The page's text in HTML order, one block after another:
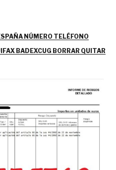
NÚMERO TELÉFONO
BADEXCUG BORRAR QUITAR